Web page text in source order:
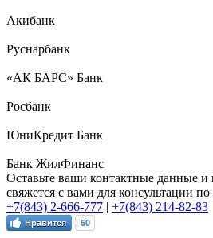
Акибанк
Руснарбанк
«АК БАРС» Банк
Росбанк
ЮниКредит Банк
Банк ЖилФинанс
Оставьте ваши контактные данные и
свяжется с вами для консультации
+7(843) 2-666-777 | +7(843) 214-82-83
Нравится 50